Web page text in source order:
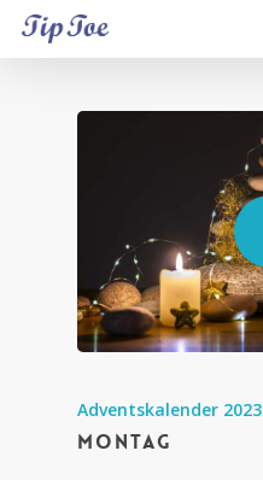
Adventskalender 2023
Montag